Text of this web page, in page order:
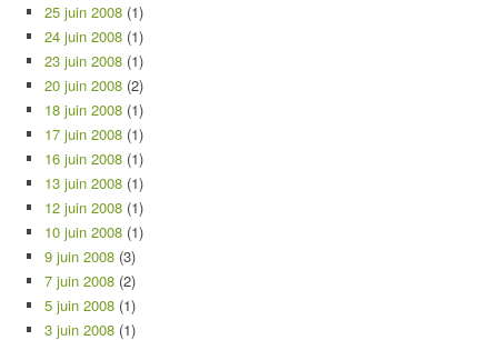
25 juin 2008 (1)
24 juin 2008 (1)
23 juin 2008 (1)
20 juin 2008 (2)
18 juin 2008 (1)
17 juin 2008 (1)
16 juin 2008 (1)
13 juin 2008 (1)
12 juin 2008 (1)
10 juin 2008 (1)
9 juin 2008 (3)
7 juin 2008 (2)
5 juin 2008 (1)
3 juin 2008 (1)